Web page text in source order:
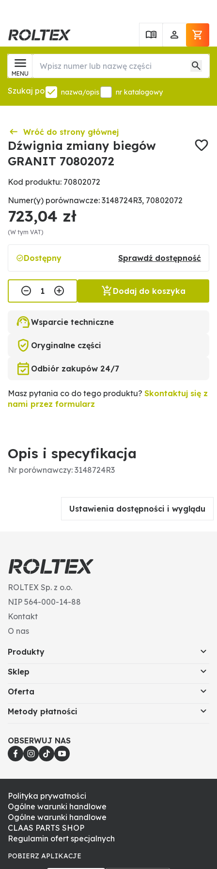
MENU
Szukaj po nazwa/opis nr katalogowy
Wróć do strony głównej
Dźwignia zmiany biegów
GRANIT 70802072
Kod produktu: 70802072
Numer(y) porównawcze: 3148724R3, 70802072
723,04 zł
(W tym VAT)
Dostępny Sprawdź dostępność
Dodaj do koszyka
Wsparcie techniczne
Oryginalne części
Odbiór zakupów 24/7
Masz pytania co do tego produktu? Skontaktuj się z
nami przez formularz
Opis i specyfikacja
Nr porównawczy: 3148724R3
Ustawienia dostępności i wyglądu
ROLTEX Sp. z o.o.
NIP 564-000-14-88
Kontakt
O nas
Produkty
Sklep
Oferta
Metody płatności
OBSERWUJ NAS
Polityka prywatności
Ogólne warunki handlowe
Ogólne warunki handlowe
CLAAS PARTS SHOP
Regulamin ofert specjalnych
POBIERZ APLIKACJE